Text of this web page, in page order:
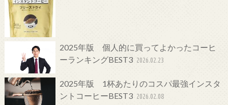
2025年版 個人的に買ってよかったコーヒ
ーランキングBEST3 2026.02.23
2025年版 1杯あたりのコスパ最強インスタ
ントコーヒーBEST3 2026.02.08